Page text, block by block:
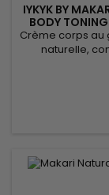
IYKYK BY
BODY TONING
Crème corps au
naturelle,
l'apparence
Grâce au
l'Extrait de
Tranexamic